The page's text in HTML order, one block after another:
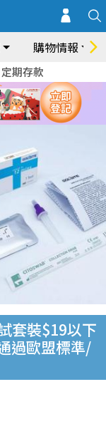
購物情報
定期存款
套裝$19以下
過歐盟標準/